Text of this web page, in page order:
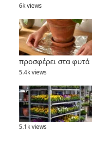
6k views
προσφέρει στα φυτά
5.4k views
5.1k views